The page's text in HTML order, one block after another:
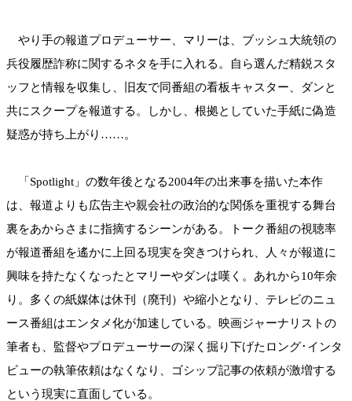
やり手の報道プロデューサー、マリーは、ブッシュ大統領の
兵役履歴詐称に関するネタを手に入れる。自ら選んだ精鋭スタ
ッフと情報を収集し、旧友で同番組の看板キャスター、ダンと
共にスクープを報道する。しかし、根拠としていた手紙に偽造
疑惑が持ち上がり……。
「Spotlight」の数年後となる2004年の出来事を描いた本作
は、報道よりも広告主や親会社の政治的な関係を重視する舞台
裏をあからさまに指摘するシーンがある。トーク番組の視聴率
が報道番組を遙かに上回る現実を突きつけられ、人々が報道に
興味を持たなくなったとマリーやダンは嘆く。あれから10年余
り。多くの紙媒体は休刊（廃刊）や縮小となり、テレビのニュ
ース番組はエンタメ化が加速している。映画ジャーナリストの
筆者も、監督やプロデューサーの深く掘り下げたロング･インタ
ビューの執筆依頼はなくなり、ゴシップ記事の依頼が激増する
という現実に直面している。